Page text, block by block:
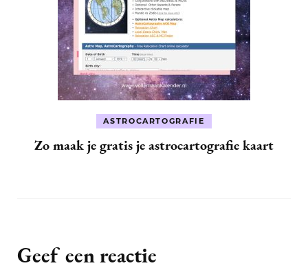
ASTROCARTOGRAFIE
Zo maak je gratis je astrocartografie kaart
Geef een reactie